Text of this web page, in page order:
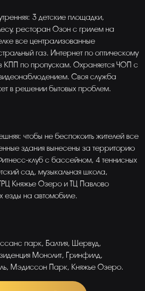
3 детские площадки,
ресторан Озон с грилем на
все централизованные
газ. Интернет по оптическому
КПП по пропускам. Охраняется ЧОП с
Своя служба
в решении бытовых проблем.
чтобы не беспокоить жителей все
здания вынесены за территорию
клуб с бассейном, 4 теннисных
сад, музыкальная школа,
Княжье Озеро и ТЦ Павлово
езды на автомобиле.
парк, Балтия, Шервуд,
Монолит, Гринфилд,
Мэдиссон Парк, Княжье Озеро.